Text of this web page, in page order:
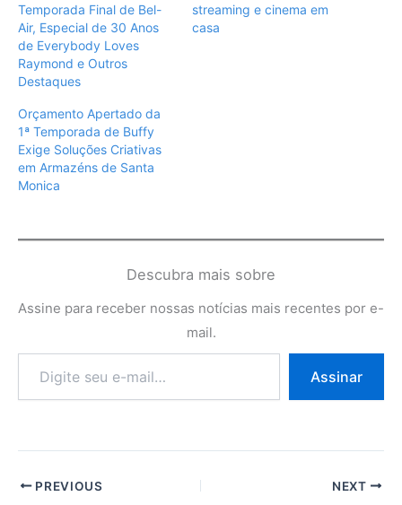
Temporada Final de Bel-
Air, Especial de 30 Anos
de Everybody Loves
Raymond e Outros
Destaques
streaming e cinema em
casa
Orçamento Apertado da
1ª Temporada de Buffy
Exige Soluções Criativas
em Armazéns de Santa
Monica
Descubra mais sobre
Assine para receber nossas notícias mais recentes por e-
mail.
e-
Assinar
PREVIOUS NEXT